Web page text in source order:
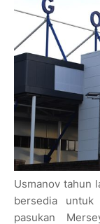
Usmanov tahun
bersedia untuk
pasukan